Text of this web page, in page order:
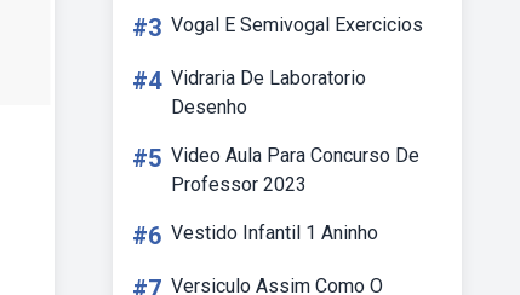
#3 Vogal E Semivogal Exercicios
#4 Vidraria De Laboratorio
Desenho
#5 Video Aula Para Concurso De
Professor 2023
#6 Vestido Infantil 1 Aninho
#7 Versiculo Assim Como O